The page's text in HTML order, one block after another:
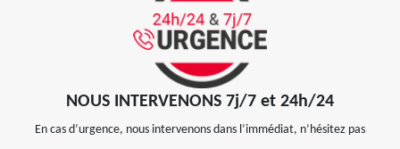
NOUS INTERVENONS 7j/7 et 24h/24
En cas d’urgence, nous intervenons dans l’immédiat, n’hésitez pas